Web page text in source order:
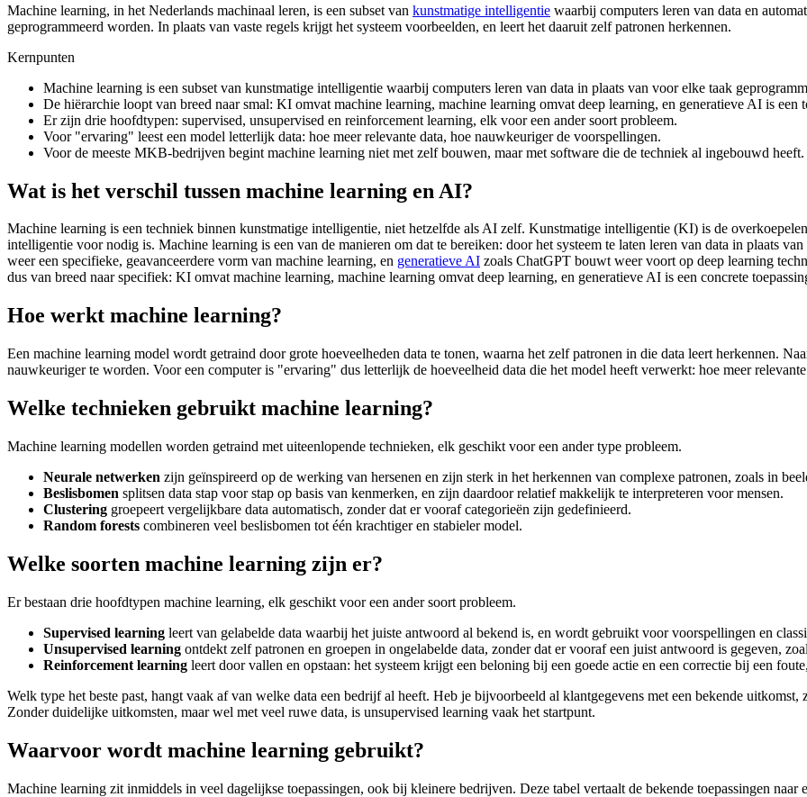
Machine learning, in het Nederlands machinaal leren, is een subset van kunstmatige intelligentie waarbij computers leren van data en
geprogrammeerd worden. In plaats van vaste regels krijgt het systeem voorbeelden, en leert het daaruit zelf patronen herkennen.
Kernpunten
Machine learning is een subset van kunstmatige intelligentie waarbij computers leren van data in plaats van voor elke taak
De hiërarchie loopt van breed naar smal: KI omvat machine learning, machine learning omvat deep learning, en generatieve AI is een
Er zijn drie hoofdtypen: supervised, unsupervised en reinforcement learning, elk voor een ander soort probleem.
Voor "ervaring" leest een model letterlijk data: hoe meer relevante data, hoe nauwkeuriger de voorspellingen.
Voor de meeste MKB-bedrijven begint machine learning niet met zelf bouwen, maar met software die de techniek al ingebouwd heeft.
Wat is het verschil tussen machine learning en AI?
Machine learning is een techniek binnen kunstmatige intelligentie, niet hetzelfde als AI zelf. Kunstmatige intelligentie (KI) is de
intelligentie voor nodig is. Machine learning is een van de manieren om dat te bereiken: door het systeem te laten leren van data in plaats
weer een specifieke, geavanceerdere vorm van machine learning, en generatieve AI zoals ChatGPT bouwt weer voort op deep learning
dus van breed naar specifiek: KI omvat machine learning, machine learning omvat deep learning, en generatieve AI is een concrete
Hoe werkt machine learning?
Een machine learning model wordt getraind door grote hoeveelheden data te tonen, waarna het zelf patronen in die data leert herkennen.
nauwkeuriger te worden. Voor een computer is "ervaring" dus letterlijk de hoeveelheid data die het model heeft verwerkt: hoe meer
Welke technieken gebruikt machine learning?
Machine learning modellen worden getraind met uiteenlopende technieken, elk geschikt voor een ander type probleem.
Neurale netwerken zijn geïnspireerd op de werking van hersenen en zijn sterk in het herkennen van complexe patronen, zoals in
Beslisbomen splitsen data stap voor stap op basis van kenmerken, en zijn daardoor relatief makkelijk te interpreteren voor mensen.
Clustering groepeert vergelijkbare data automatisch, zonder dat er vooraf categorieën zijn gedefinieerd.
Random forests combineren veel beslisbomen tot één krachtiger en stabieler model.
Welke soorten machine learning zijn er?
Er bestaan drie hoofdtypen machine learning, elk geschikt voor een ander soort probleem.
Supervised learning leert van gelabelde data waarbij het juiste antwoord al bekend is, en wordt gebruikt voor voorspellingen en
Unsupervised learning ontdekt zelf patronen en groepen in ongelabelde data, zonder dat er vooraf een juist antwoord is gegeven,
Reinforcement learning leert door vallen en opstaan: het systeem krijgt een beloning bij een goede actie en een correctie bij een
Welk type het beste past, hangt vaak af van welke data een bedrijf al heeft. Heb je bijvoorbeeld al klantgegevens met een bekende
Zonder duidelijke uitkomsten, maar wel met veel ruwe data, is unsupervised learning vaak het startpunt.
Waarvoor wordt machine learning gebruikt?
Machine learning zit inmiddels in veel dagelijkse toepassingen, ook bij kleinere bedrijven. Deze tabel vertaalt de bekende toepassingen